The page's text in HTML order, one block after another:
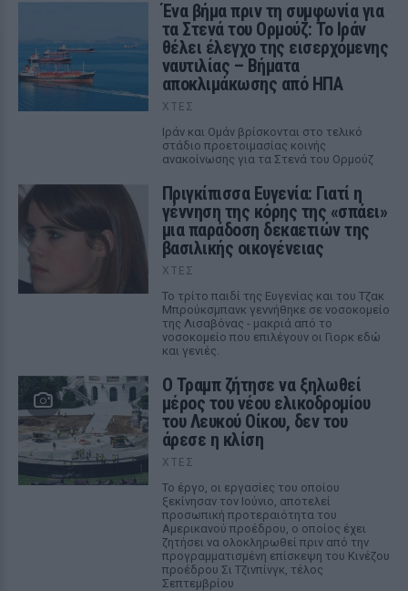
Ένα βήμα πριν τη συμφωνία για
τα Στενά του Ορμούζ: Το Ιράν
θέλει έλεγχο της εισερχόμενης
ναυτιλίας – Βήματα
αποκλιμάκωσης από ΗΠΑ
ΧΤΕΣ
Ιράν και Ομάν βρίσκονται στο τελικό
στάδιο προετοιμασίας κοινής
ανακοίνωσης για τα Στενά του Ορμούζ
Πριγκίπισσα Ευγενία: Γιατί η
γέννηση της κόρης της «σπάει»
μια παράδοση δεκαετιών της
βασιλικής οικογένειας
ΧΤΕΣ
Το τρίτο παιδί της Ευγενίας και του Τζακ
Μπρούκσμπανκ γεννήθηκε σε νοσοκομείο
της Λισαβόνας - μακριά από το
νοσοκομείο που επιλέγουν οι Γιορκ εδώ
και γενιές.
Ο Τραμπ ζήτησε να ξηλωθεί
μέρος του νέου ελικοδρομίου
του Λευκού Οίκου, δεν του
άρεσε η κλίση
ΧΤΕΣ
Το έργο, οι εργασίες του οποίου
ξεκίνησαν τον Ιούνιο, αποτελεί
προσωπική προτεραιότητα του
Αμερικανού προέδρου, ο οποίος έχει
ζητήσει να ολοκληρωθεί πριν από την
προγραμματισμένη επίσκεψη του Κινέζου
προέδρου Σι Τζινπίνγκ, τέλος
Σεπτεμβρίου